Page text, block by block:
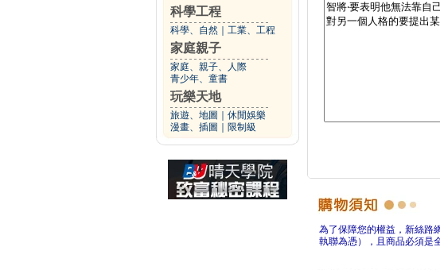
科學工程
科學、自然 工業、工程
家庭親子
家庭、親子、人際
青少年、童書
玩樂天地
旅遊、地圖
休閒娛樂
漫畫、插圖
限制級
為了保障您的權益，新絲路
執聯為憑），且商品必須是